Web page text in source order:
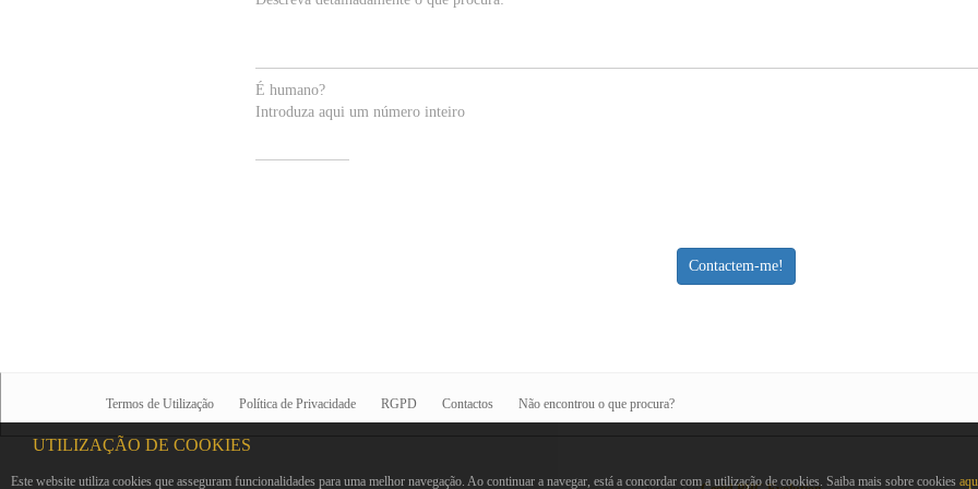
É humano?
Introduza aqui um número inteiro
Termos de Utilização Política de Privacidade RGPD Contactos Não encontrou o que procura?
UTILIZAÇÃO DE COOKIES
Este website utiliza cookies que asseguram funcionalidades para uma melhor navegação. Ao continuar a navegar, está a concordar com a utilização de cookies. Saiba mais sobre cookies